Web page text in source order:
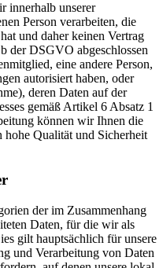
innerhalb unserer
Person verarbeiten, die
und daher keinen Vertrag
der DSGVO abgeschlossen
eine andere Person,
autorisiert haben, oder
deren Daten auf der
gemäß Artikel 6 Absatz 1
können wir Ihnen die
hohe Qualität und Sicherheit
der im Zusammenhang
Daten, für die wir als
gilt hauptsächlich für unsere
und Verarbeitung von Daten